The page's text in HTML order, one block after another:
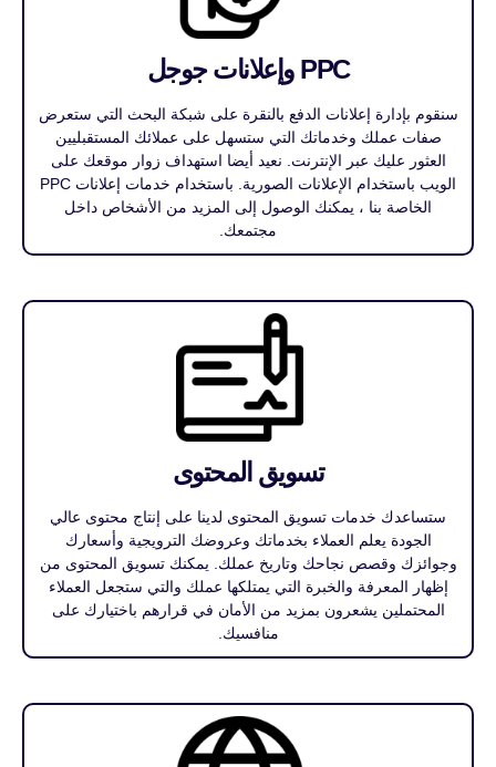
PPC وإعلانات جوجل
سنقوم بإدارة إعلانات الدفع بالنقرة على شبكة البحث التي ستعرض
صفات عملك وخدماتك التي ستسهل على عملائك المستقبليين
العثور عليك عبر الإنترنت. نعيد أيضا استهداف زوار موقعك على
الويب باستخدام الإعلانات الصورية. باستخدام خدمات إعلانات PPC
الخاصة بنا ، يمكنك الوصول إلى المزيد من الأشخاص داخل
مجتمعك.
تسويق المحتوى
ستساعدك خدمات تسويق المحتوى لدينا على إنتاج محتوى عالي
الجودة يعلم العملاء بخدماتك وعروضك الترويجية وأسعارك
وجوائزك وقصص نجاحك وتاريخ عملك. يمكنك تسويق المحتوى من
إظهار المعرفة والخبرة التي يمتلكها عملك والتي ستجعل العملاء
المحتملين يشعرون بمزيد من الأمان في قرارهم باختيارك على
منافسيك.